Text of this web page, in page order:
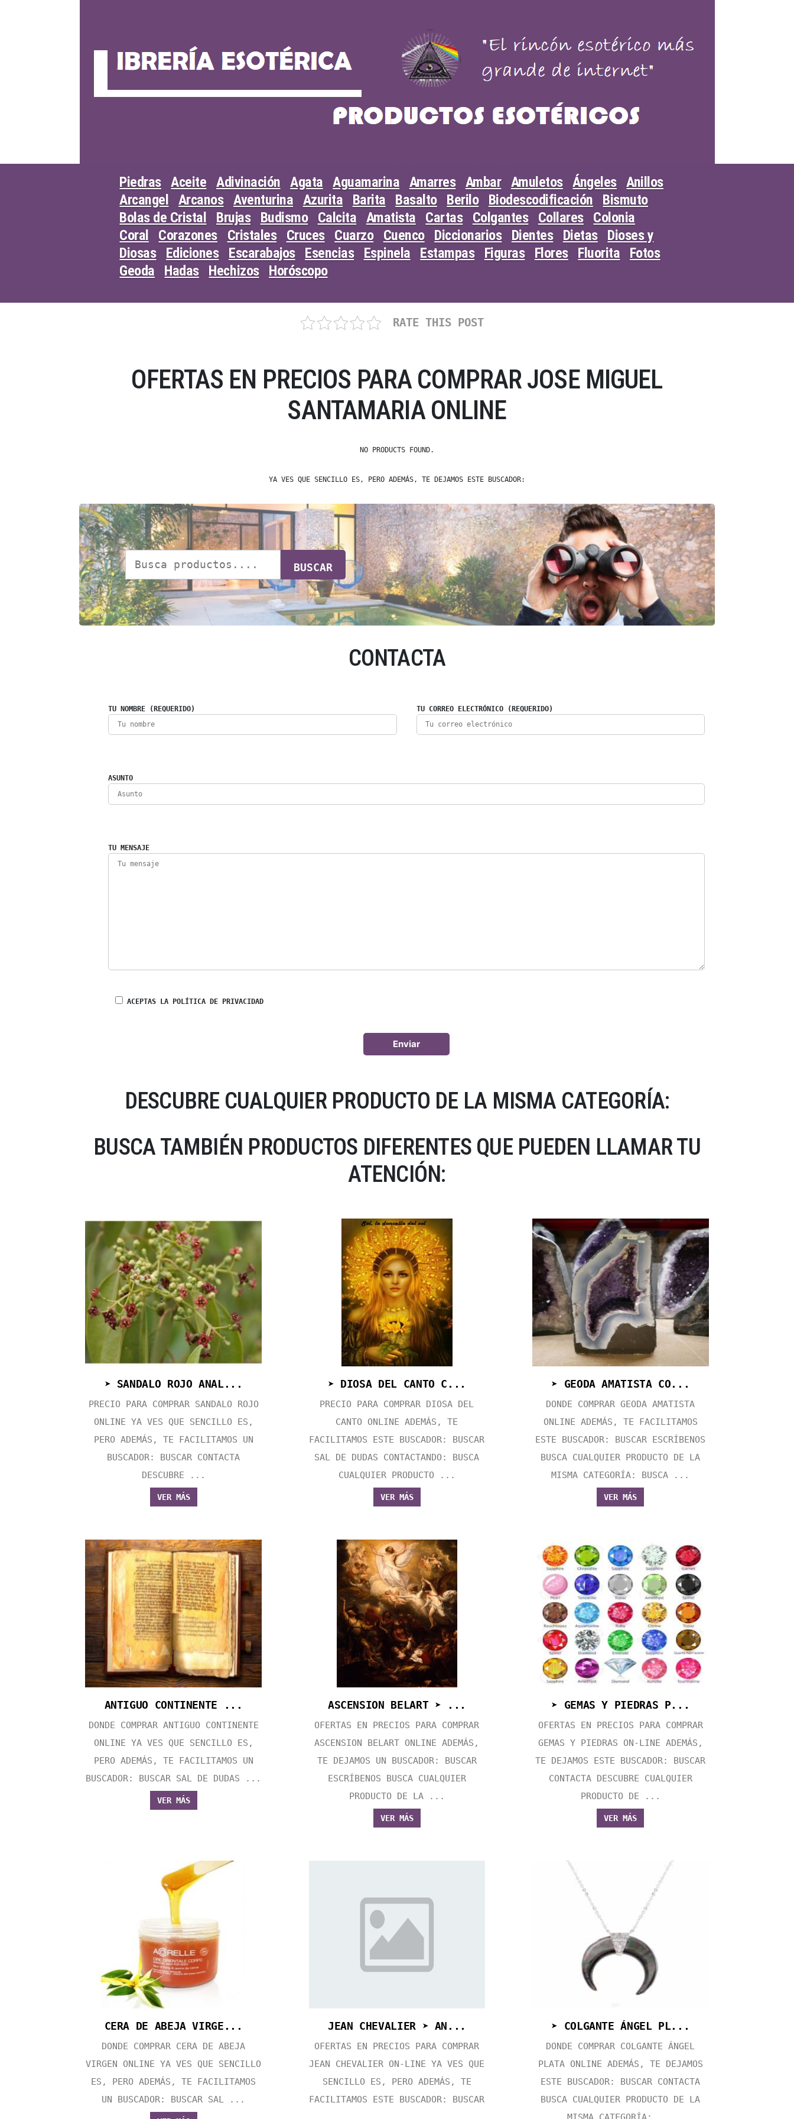
Piedras Aceite Adivinación Agata Aguamarina Amarres Ambar Amuletos Ángeles Anillos
Arcangel
Arcanos Aventurina Azurita Barita Basalto Berilo Biodescodificación
Bismuto
Bolas de Cristal
Brujas Budismo Calcita Amatista Cartas Colgantes Collares
Colonia
Coral
Corazones Cristales Cruces Cuarzo Cuenco Diccionarios Dientes Dietas
Dioses y
Diosas
Ediciones Escarabajos Esencias Espinela Estampas Figuras Flores Fluorita
Fotos
Geoda
Hadas Hechizos Horóscopo
RATE THIS POST
OFERTAS EN PRECIOS PARA COMPRAR JOSE MIGUEL
SANTAMARIA ONLINE
NO PRODUCTS FOUND.
YA VES QUE SENCILLO ES, PERO ADEMÁS, TE DEJAMOS ESTE BUSCADOR:
BUSCAR
CONTACTA
TU NOMBRE (REQUERIDO) TU CORREO ELECTRÓNICO (REQUERIDO)
ASUNTO
TU MENSAJE
ACEPTAS LA POLÍTICA DE PRIVACIDAD
DESCUBRE CUALQUIER PRODUCTO DE LA MISMA CATEGORÍA:
BUSCA TAMBIÉN PRODUCTOS DIFERENTES QUE PUEDEN LLAMAR TU
ATENCIÓN:
➤ SANDALO ROJO ANAL...
PRECIO PARA COMPRAR SANDALO ROJO
ONLINE YA VES QUE SENCILLO ES,
PERO ADEMÁS, TE FACILITAMOS UN
BUSCADOR: BUSCAR CONTACTA
DESCUBRE ...
VER MÁS
➤ DIOSA DEL CANTO C...
PRECIO PARA COMPRAR DIOSA DEL
CANTO ONLINE ADEMÁS, TE
FACILITAMOS ESTE BUSCADOR: BUSCAR
SAL DE DUDAS CONTACTANDO: BUSCA
CUALQUIER PRODUCTO ...
VER MÁS
➤ GEODA AMATISTA CO...
DONDE COMPRAR GEODA AMATISTA
ONLINE ADEMÁS, TE FACILITAMOS
ESTE BUSCADOR: BUSCAR ESCRÍBENOS
BUSCA CUALQUIER PRODUCTO DE LA
MISMA CATEGORÍA: BUSCA ...
VER MÁS
ANTIGUO CONTINENTE ...
DONDE COMPRAR ANTIGUO CONTINENTE
ONLINE YA VES QUE SENCILLO ES,
PERO ADEMÁS, TE FACILITAMOS UN
BUSCADOR: BUSCAR SAL DE DUDAS ...
VER MÁS
ASCENSION BELART ➤ ...
OFERTAS EN PRECIOS PARA COMPRAR
ASCENSION BELART ONLINE ADEMÁS,
TE DEJAMOS UN BUSCADOR: BUSCAR
ESCRÍBENOS BUSCA CUALQUIER
PRODUCTO DE LA ...
VER MÁS
➤ GEMAS Y PIEDRAS P...
OFERTAS EN PRECIOS PARA COMPRAR
GEMAS Y PIEDRAS ON-LINE ADEMÁS,
TE DEJAMOS ESTE BUSCADOR: BUSCAR
CONTACTA DESCUBRE CUALQUIER
PRODUCTO DE ...
VER MÁS
CERA DE ABEJA VIRGE...
DONDE COMPRAR CERA DE ABEJA
VIRGEN ONLINE YA VES QUE SENCILLO
ES, PERO ADEMÁS, TE FACILITAMOS
UN BUSCADOR: BUSCAR SAL ...
JEAN CHEVALIER ➤ AN...
OFERTAS EN PRECIOS PARA COMPRAR
JEAN CHEVALIER ON-LINE YA VES QUE
SENCILLO ES, PERO ADEMÁS, TE
FACILITAMOS ESTE BUSCADOR: BUSCAR
➤ COLGANTE ÁNGEL PL...
DONDE COMPRAR COLGANTE ÁNGEL
PLATA ONLINE ADEMÁS, TE DEJAMOS
ESTE BUSCADOR: BUSCAR CONTACTA
BUSCA CUALQUIER PRODUCTO DE LA